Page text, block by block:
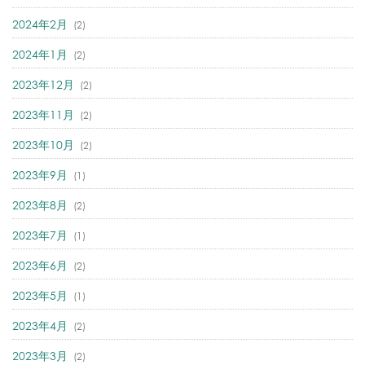
2024年2月 (2)
2024年1月 (2)
2023年12月 (2)
2023年11月 (2)
2023年10月 (2)
2023年9月 (1)
2023年8月 (2)
2023年7月 (1)
2023年6月 (2)
2023年5月 (1)
2023年4月 (2)
2023年3月 (2)